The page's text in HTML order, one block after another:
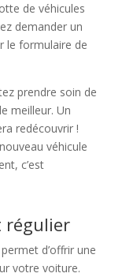
de véhicules
demander un
le formulaire de
prendre soin de
meilleur. Un
redécouvrir !
véhicule
c’est
régulier
d’offrir une
votre voiture.